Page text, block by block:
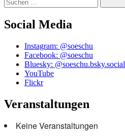
Social Media
Instagram: @soeschu
Facebook: @soeschu
Bluesky: @soeschu.bsky.social
YouTube
Flickr
Veranstaltungen
Keine Veranstaltungen